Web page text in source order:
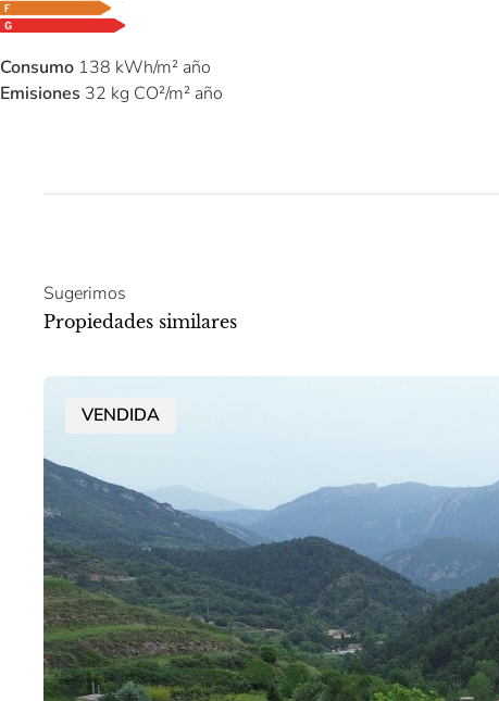
Consumo 138 kWh/m² año
Emisiones 32 kg CO²/m² año
Sugerimos
Propiedades similares
VENDIDA